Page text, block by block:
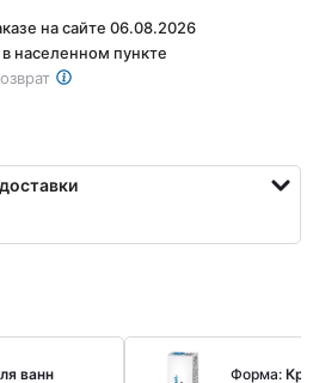
на сайте 06.08.2026
населенном пункте
ванн
Форма: